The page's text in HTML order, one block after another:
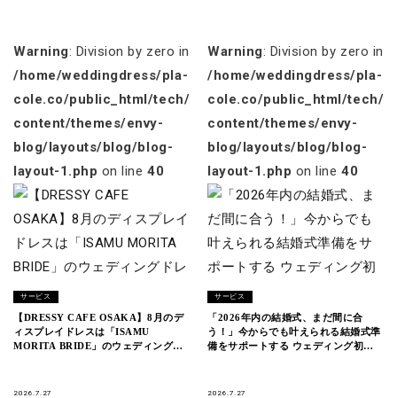
Warning: Division by zero in
/home/weddingdress/pla-
cole.co/public_html/tech/wp-
content/themes/envy-
blog/layouts/blog/blog-
layout-1.php on line40
サービス
【DRESSY CAFE OSAKA】8月のデ
ィスプレイドレスは「ISAMU
MORITA BRIDE」のウェディングド
2026.7.27
Warning: Division by zero in
/home/weddingdress/pla-
cole.co/public_html/tech/
content/themes/envy-
blog/layouts/blog/blog-
layout-1.php on line40
サービス
「2026年内の結婚式、まだ間に合
う！」今からでも叶えられる結婚式準
備をサポートする ウェディング初体
2026.7.27